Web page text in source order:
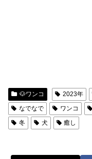
🐶ワンコ 2023年
なでなで
ワンコ
冬
犬 癒し